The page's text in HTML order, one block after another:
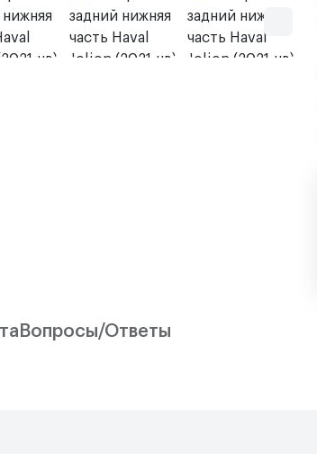
Вопросы/Ответы